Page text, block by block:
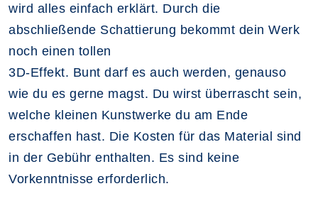
wird alles einfach erklärt. Durch die
abschließende Schattierung bekommt dein Werk
noch einen tollen
3D-Effekt. Bunt darf es auch werden, genauso
wie du es gerne magst. Du wirst überrascht sein,
welche kleinen Kunstwerke du am Ende
erschaffen hast. Die Kosten für das Material sind
in der Gebühr enthalten. Es sind keine
Vorkenntnisse erforderlich.